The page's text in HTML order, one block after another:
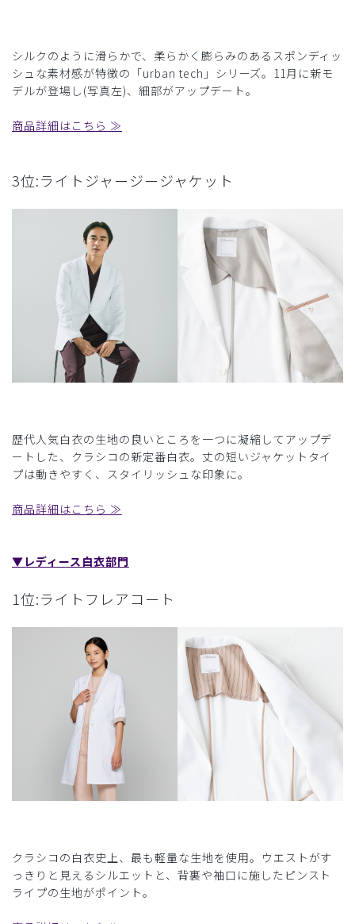
シルクのように滑らかで、柔らかく膨らみのあるスポンディッ
シュな素材感が特徴の「urban tech」シリーズ。11月に新モ
デルが登場し(写真左)、細部がアップデート。
商品詳細はこちら ≫
3位:ライトジャージージャケット
歴代人気白衣の生地の良いところを一つに凝縮してアップデ
ートした、クラシコの新定番白衣。丈の短いジャケットタイ
プは動きやすく、スタイリッシュな印象に。
商品詳細はこちら ≫
▼レディース白衣部門
1位:ライトフレアコート
クラシコの白衣史上、最も軽量な生地を使用。ウエストがす
っきりと見えるシルエットと、背裏や袖口に施したピンスト
ライプの生地がポイント。